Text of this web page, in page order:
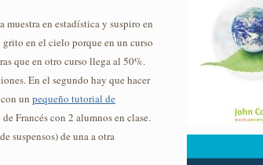
muestra en estadística y suspiro en
en el cielo porque en un curso
que en otro curso llega al 50%.
En el segundo hay que hacer
un pequeño tutorial de
Francés con 2 alumnos en clase.
suspensos) de una a otra